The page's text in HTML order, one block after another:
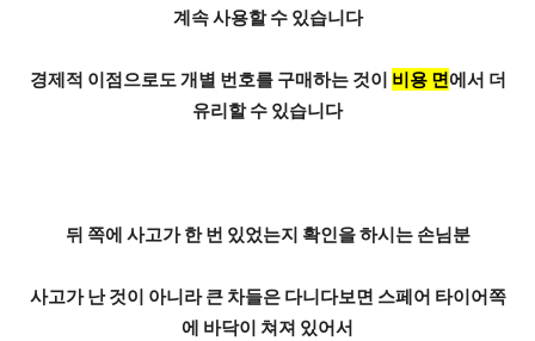
계속 사용할 수 있습니다
경제적 이점으로도 개별 번호를 구매하는 것이 비용 면에서 더
유리할 수 있습니다
뒤 쪽에 사고가 한 번 있었는지 확인을 하시는 손님분
사고가 난 것이 아니라 큰 차들은 다니다보면 스페어 타이어쪽
에 바닥이 쳐져 있어서